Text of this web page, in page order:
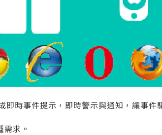
時事件提示，即時警示與通知，讓事件
求。